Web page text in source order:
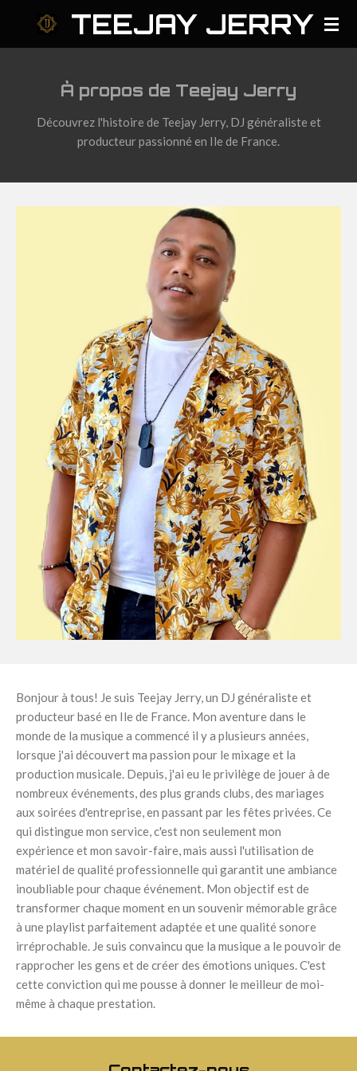
Passer
TEEJAY JERRY
À propos de Teejay Jerry
Découvrez l'histoire de Teejay Jerry, DJ généraliste et
producteur passionné en Ile de France.
Bonjour à tous! Je suis Teejay Jerry, un DJ généraliste et
producteur basé en Ile de France. Mon aventure dans le
monde de la musique a commencé il y a plusieurs années,
lorsque j'ai découvert ma passion pour le mixage et la
production musicale. Depuis, j'ai eu le privilège de jouer à de
nombreux événements, des plus grands clubs, des mariages
aux soirées d'entreprise, en passant par les fêtes privées. Ce
qui distingue mon service, c'est non seulement mon
expérience et mon savoir-faire, mais aussi l'utilisation de
matériel de qualité professionnelle qui garantit une ambiance
inoubliable pour chaque événement. Mon objectif est de
transformer chaque moment en un souvenir mémorable grâce
à une playlist parfaitement adaptée et une qualité sonore
irréprochable. Je suis convaincu que la musique a le pouvoir de
rapprocher les gens et de créer des émotions uniques. C'est
cette conviction qui me pousse à donner le meilleur de moi-
même à chaque prestation.